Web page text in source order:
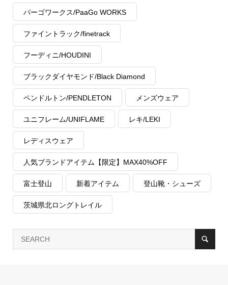
パーゴワークス/PaaGo WORKS
ファイントラック/finetrack
フーディニ/HOUDINI
ブラックダイヤモンド/Black Diamond
ペンドルトン/PENDLETON メンズウェア
ユニフレーム/UNIFLAME レキ/LEKI
レディスウェア
人気ブランドアイテム【限定】MAX40%OFF
富士登山 新着アイテム 登山靴・シューズ
茨城県北ロングトレイル